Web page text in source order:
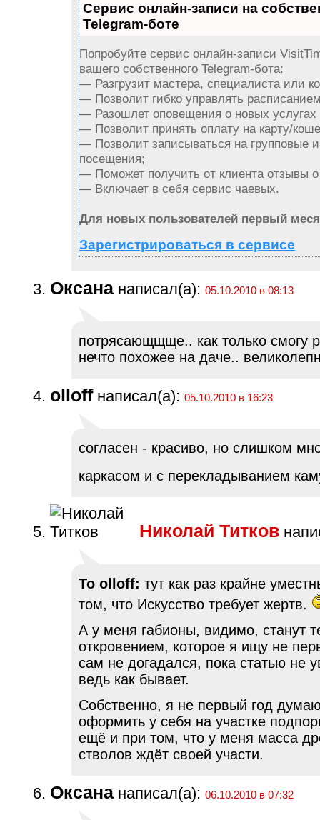
Сервис онлайн-записи на
Telegram-боте
Попробуйте сервис онлайн-записи
вашего собственного Telegram-бота:
— Разгрузит мастера, специалиста или
— Позволит гибко управлять
— Разошлет оповещения о новых услугах
— Позволит принять оплату на карту/
— Позволит записываться на групповые
посещения;
— Поможет получить от клиента отзывы
— Включает в себя сервис чаевых.
Для новых пользователей первый
Зарегистрироваться в сервисе
Оксана написал(а): 05.10.2010 в 08:13
потрясающщще.. как только смогу
нечто похожее на даче..
olloffнаписал(а): 05.10.2010 в 16:23
согласен - красиво, но слишком
каркасом и с перекладыванием
Николай Титков
To olloff: тут как раз крайне
том, что Искусство требует жертв.
А у меня габионы, видимо, станут
откровением, которое я ищу не
сам не догадался, пока статью не
ведь как бывает.
Собственно, я не первый год
оформить у себя на участке
ещё и при том, что у меня масса
стволов ждёт своей участи.
Оксана написал(а): 06.10.2010 в 07:32